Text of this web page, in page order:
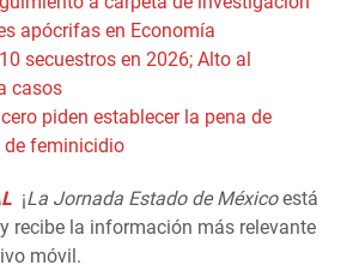
apócrifas en Economía
secuestros en 2026; Alto al
casos
piden establecer la pena de
de feminicidio
¡La Jornada Estado de Méxicoestá
recibe la información más relevante
móvil.